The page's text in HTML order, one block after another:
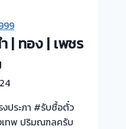
| ทอง | เพชร
ประภา #รับซื้อตั๋ว
เทพ ปริมณฑลครับ